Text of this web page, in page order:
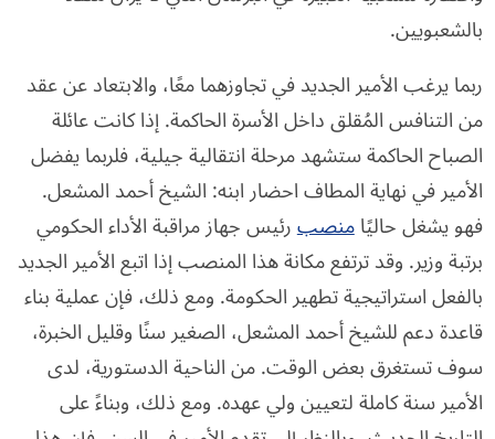
بالشعبويين.
ربما يرغب الأمير الجديد في تجاوزهما معًا، والابتعاد عن عقد
من التنافس المُقلق داخل الأسرة الحاكمة. إذا كانت عائلة
الصباح الحاكمة ستشهد مرحلة انتقالية جيلية، فلربما يفضل
الأمير في نهاية المطاف احضار ابنه: الشيخ أحمد المشعل.
فهو يشغل حاليًامنصبرئيس جهاز مراقبة الأداء الحكومي
برتبة وزير. وقد ترتفع مكانة هذا المنصب إذا اتبع الأمير الجديد
بالفعل استراتيجية تطهير الحكومة. ومع ذلك، فإن عملية بناء
قاعدة دعم للشيخ أحمد المشعل، الصغير سنًا وقليل الخبرة،
سوف تستغرق بعض الوقت. من الناحية الدستورية، لدى
الأمير سنة كاملة لتعيين ولي عهده. ومع ذلك، وبناءً على